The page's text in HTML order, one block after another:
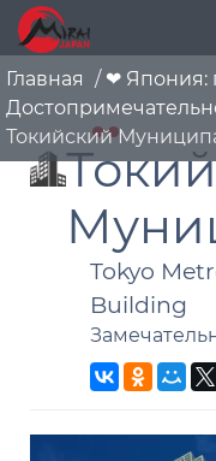
Главная / ❤ Япония:
Токийский
Tokyo
Building